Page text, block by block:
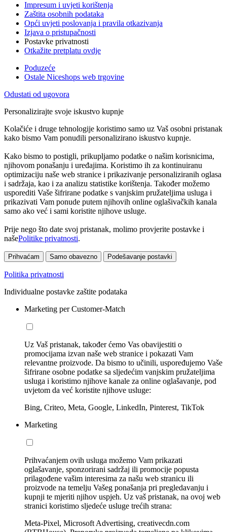
Impresum i uvjeti korištenja
Zaštita osobnih podataka
Opći uvjeti poslovanja i pravila otkazivanja
Izjava o pristupačnosti
Postavke privatnosti
Otkažite pretplatu ovdje
Poduzeće
Ostale Niceshops web trgovine
Odustati od ugovora
Personalizirajte svoje iskustvo kupnje
Kolačiće i druge tehnologije koristimo samo uz Vaš osobni pristanak
kako bismo Vam ponudili personalizirano iskustvo kupnje.
Kako bismo to postigli, prikupljamo podatke o našim korisnicima,
njihovom ponašanju i uređajima. Koristimo ih za kontinuiranu
optimizaciju naše web stranice i prikazivanje personaliziranih oglasa
i sadržaja, kao i za analizu statistike korištenja. Također možemo
usporediti Vaše šifrirane podatke s vanjskim pružateljima usluga i
prikazivati Vam ponude putem njihovih online oglašivačkih kanala
samo ako već i sami koristite njihove usluge.
Prije nego što date svoj pristanak, molimo provjerite postavke i
našePolitike privatnosti.
Prihvaćam Samo obavezno Podešavanje postavki
Politika privatnosti
Individualne postavke zaštite podataka
Marketing per Customer-Match
Uz Vaš pristanak, također ćemo Vas obavijestiti o
promocijama izvan naše web stranice i pokazati Vam
relevantne proizvode. Da bismo to učinili, uspoređujemo Vaše
šifrirane osobne podatke sa sljedećim vanjskim pružateljima
usluga i koristimo njihove kanale za online oglašavanje, pod
uvjetom da već koristite njihove usluge:
Bing, Criteo, Meta, Google, LinkedIn, Pinterest, TikTok
Marketing
Prihvaćanjem ovih usluga možemo Vam prikazati
oglašavanje, sponzorirani sadržaj ili promocije popusta
prilagođene vašim interesima za našu web stranicu ili
proizvode na temelju Vašeg ponašanja pri pregledavanju i
kupnji te mjeriti njihov uspjeh. Uz vaš pristanak, na ovoj web
stranici koristimo sljedeće usluge trećih strana:
Meta-Pixel, Microsoft Advertising, creativecdn.com